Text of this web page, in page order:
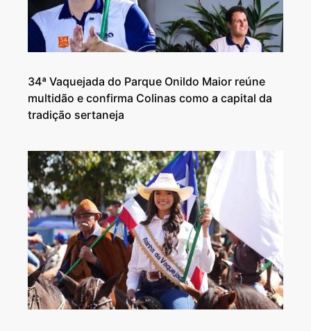
34ª Vaquejada do Parque Onildo Maior reúne
multidão e confirma Colinas como a capital da
tradição sertaneja